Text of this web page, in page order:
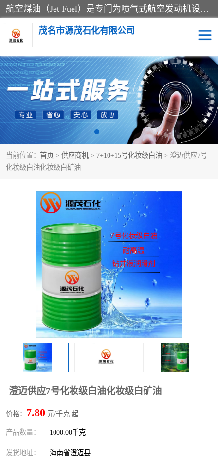
航空煤油（Jet Fuel）是专门为喷气式航空发动机设计的高纯度燃料，主要分为Jet A、Jet A-1和Jet B等类型。其特点是闪点高、低温流动性好，并添加了抗静电剂和抗氧化剂以确保飞行安全。航空煤油需
茂名市源茂石化有限公司
当前位置： 首页 > 供应商机 > 7+10+15号化妆级白油 > 澄迈供应7号
化妆级白油化妆级白矿油
澄迈供应7号化妆级白油化妆级白矿油
价格： 7.80 元/千克 起
产品数量： 1000.00千克
发货地址： 海南省澄迈县
RP3航空煤油 D20+D30溶剂油
D40+D60溶剂油 D80+D100溶剂油
6号+120号溶剂油 260号溶剂油
异构烷烃 天然乳胶
26+32号化妆级白油 46+68号化妆级白油
2731溶剂油